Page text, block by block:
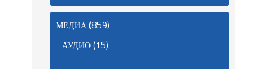
МЕДИА(859)
АУДИО(15)